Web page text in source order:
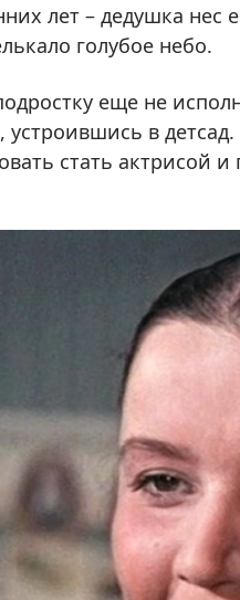
лет – дедушка нес
голубое небо.
еще не
в
стать актрисой